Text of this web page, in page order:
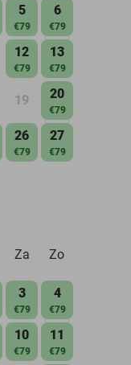
5
€79
6
€79
12
€79
13
€79
19 20
€79
26
€79
27
€79
Za Zo
3
€79
4
€79
10
€79
11
€79